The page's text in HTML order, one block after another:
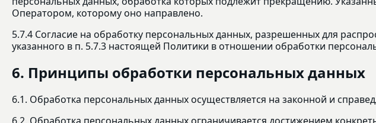
Оператором, которому оно направлено.
5.7.4 Согласие на обработку персональных данных, разрешенных для
указанного в п. 5.7.3 настоящей Политики в отношении обработки
6. Принципы обработки персональных данных
6.1. Обработка персональных данных осуществляется на законной и